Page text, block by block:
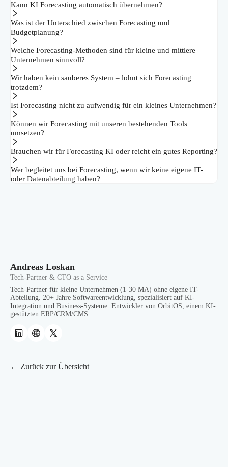
Kann KI Forecasting automatisch übernehmen?
Was ist der Unterschied zwischen Forecasting und
Budgetplanung?
Welche Forecasting-Methoden sind für kleine und mittlere
Unternehmen sinnvoll?
Wir haben kein sauberes System – lohnt sich Forecasting
trotzdem?
Ist Forecasting nicht zu aufwendig für ein kleines Unternehmen?
Können wir Forecasting mit unseren bestehenden Tools
umsetzen?
Brauchen wir für Forecasting KI oder reicht ein gutes Reporting?
Wer begleitet uns bei Forecasting, wenn wir keine eigene IT-
oder Datenabteilung haben?
Andreas Loskan
Tech-Partner & CTO as a Service
Tech-Partner für kleine Unternehmen (1-30 MA) ohne eigene IT-
Abteilung. 20+ Jahre Softwareentwicklung, spezialisiert auf KI-
Integration und Business-Systeme. Entwickler von OrbitOS, einem KI-
gestützten ERP/CRM/CMS.
← Zurück zur Übersicht